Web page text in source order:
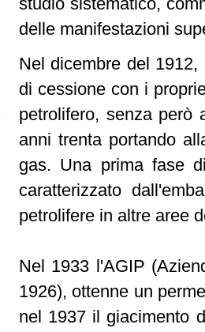
studio sistematico,
delle manifestazioni
Nel dicembre del
di cessione con i
petrolifero, senza però
anni trenta portando
gas. Una prima fase
caratterizzato
petrolifere in altre aree
Nel 1933 l'AGIP
1926), ottenne un
nel 1937 il giacimento